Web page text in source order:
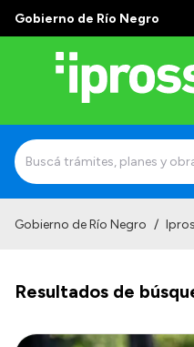
Gobierno de Río Negro
¿Qué es IPROSS?
Autoridades
Gobierno de Río Negro /
Resultados de